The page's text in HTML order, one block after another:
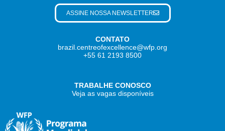
CONTATO
brazil.centreofexcellence@wfp.org
+55 61 2193 8500
TRABALHE CONOSCO
Veja as vagas disponíveis
ASSINE NOSSA NEWSLETTER